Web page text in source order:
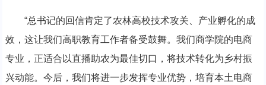
“总书记的回信肯定了农林高校技术攻关、产业孵化的成
效，这让我们高职教育工作者备受鼓舞。我们商学院的电商
专业，正适合以直播助农为最佳切口，将技术转化为乡村振
兴动能。今后，我们将进一步发挥专业优势，培育本土电商